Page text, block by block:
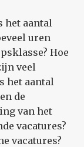
het aantal
uren
Hoe
veel
het aantal
de
van het
vacatures?
vacatures?